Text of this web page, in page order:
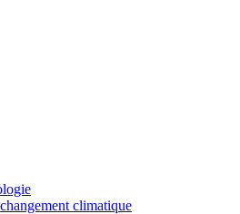
climatique